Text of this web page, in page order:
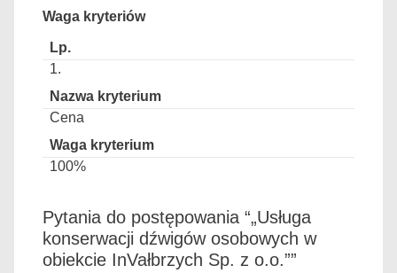
Waga kryteriów
1.
Cena
100%
Pytania do postępowania “„Usługa
konserwacji dźwigów osobowych w
obiekcie InVałbrzych Sp. z o.o.””